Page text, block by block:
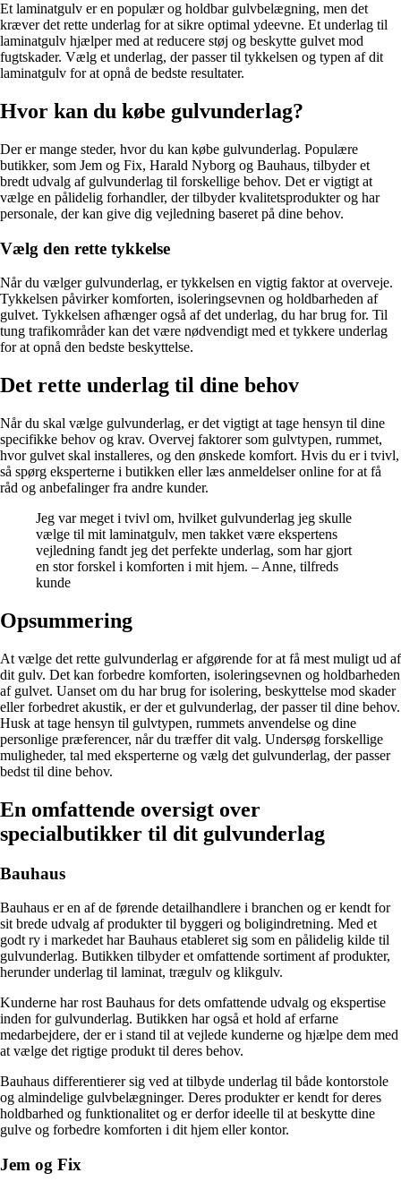
Et laminatgulv er en populær og holdbar gulvbelægning, men det
kræver det rette underlag for at sikre optimal ydeevne. Et underlag til
laminatgulv hjælper med at reducere støj og beskytte gulvet mod
fugtskader. Vælg et underlag, der passer til tykkelsen og typen af dit
laminatgulv for at opnå de bedste resultater.
Hvor kan du købe gulvunderlag?
Der er mange steder, hvor du kan købe gulvunderlag. Populære
butikker, som Jem og Fix, Harald Nyborg og Bauhaus, tilbyder et
bredt udvalg af gulvunderlag til forskellige behov. Det er vigtigt at
vælge en pålidelig forhandler, der tilbyder kvalitetsprodukter og har
personale, der kan give dig vejledning baseret på dine behov.
Vælg den rette tykkelse
Når du vælger gulvunderlag, er tykkelsen en vigtig faktor at overveje.
Tykkelsen påvirker komforten, isoleringsevnen og holdbarheden af
gulvet. Tykkelsen afhænger også af det underlag, du har brug for. Til
tung trafikområder kan det være nødvendigt med et tykkere underlag
for at opnå den bedste beskyttelse.
Det rette underlag til dine behov
Når du skal vælge gulvunderlag, er det vigtigt at tage hensyn til dine
specifikke behov og krav. Overvej faktorer som gulvtypen, rummet,
hvor gulvet skal installeres, og den ønskede komfort. Hvis du er i tvivl,
så spørg eksperterne i butikken eller læs anmeldelser online for at få
råd og anbefalinger fra andre kunder.
Jeg var meget i tvivl om, hvilket gulvunderlag jeg skulle
vælge til mit laminatgulv, men takket være ekspertens
vejledning fandt jeg det perfekte underlag, som har gjort
en stor forskel i komforten i mit hjem. – Anne, tilfreds
kunde
Opsummering
At vælge det rette gulvunderlag er afgørende for at få mest muligt ud af
dit gulv. Det kan forbedre komforten, isoleringsevnen og holdbarheden
af gulvet. Uanset om du har brug for isolering, beskyttelse mod skader
eller forbedret akustik, er der et gulvunderlag, der passer til dine behov.
Husk at tage hensyn til gulvtypen, rummets anvendelse og dine
personlige præferencer, når du træffer dit valg. Undersøg forskellige
muligheder, tal med eksperterne og vælg det gulvunderlag, der passer
bedst til dine behov.
En omfattende oversigt over
specialbutikker til dit gulvunderlag
Bauhaus
Bauhaus er en af de førende detailhandlere i branchen og er kendt for
sit brede udvalg af produkter til byggeri og boligindretning. Med et
godt ry i markedet har Bauhaus etableret sig som en pålidelig kilde til
gulvunderlag. Butikken tilbyder et omfattende sortiment af produkter,
herunder underlag til laminat, trægulv og klikgulv.
Kunderne har rost Bauhaus for dets omfattende udvalg og ekspertise
inden for gulvunderlag. Butikken har også et hold af erfarne
medarbejdere, der er i stand til at vejlede kunderne og hjælpe dem med
at vælge det rigtige produkt til deres behov.
Bauhaus differentierer sig ved at tilbyde underlag til både kontorstole
og almindelige gulvbelægninger. Deres produkter er kendt for deres
holdbarhed og funktionalitet og er derfor ideelle til at beskytte dine
gulve og forbedre komforten i dit hjem eller kontor.
Jem og Fix